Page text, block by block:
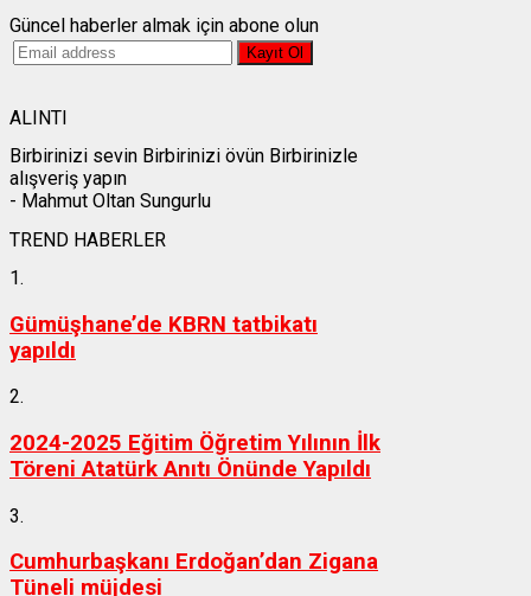
Güncel haberler almak için abone olun
ALINTI
Birbirinizi sevin Birbirinizi övün Birbirinizle
alışveriş yapın
- Mahmut Oltan Sungurlu
TREND HABERLER
1.
Gümüşhane’de KBRN tatbikatı
yapıldı
2.
2024-2025 Eğitim Öğretim Yılının İlk
Töreni Atatürk Anıtı Önünde Yapıldı
3.
Cumhurbaşkanı Erdoğan’dan Zigana
Tüneli müjdesi